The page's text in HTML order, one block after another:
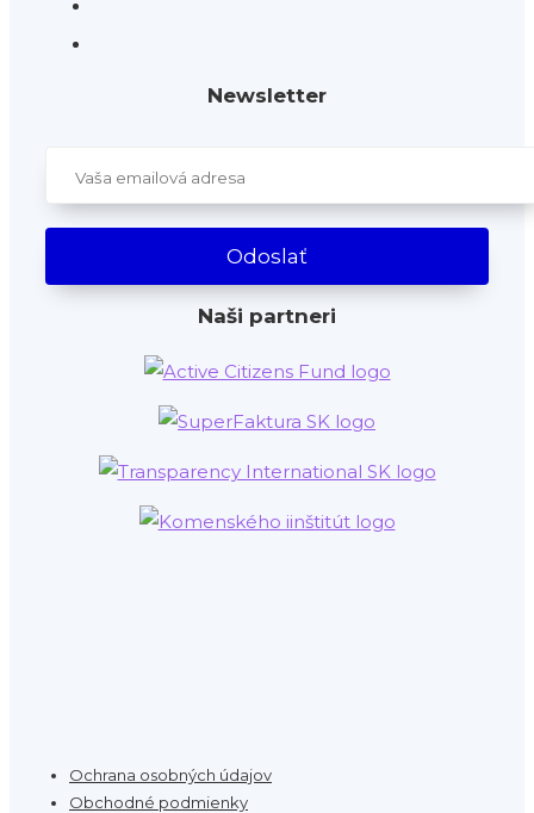
Newsletter
Naši partneri
Ochrana osobných údajov
Obchodné podmienky